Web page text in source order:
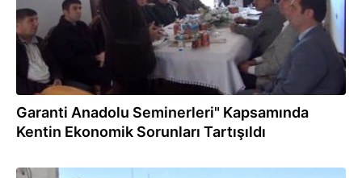
Garanti Anadolu Seminerleri" Kapsamında
Kentin Ekonomik Sorunları Tartışıldı